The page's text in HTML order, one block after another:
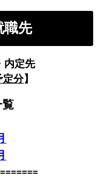
職先
内定先
定分】
覧